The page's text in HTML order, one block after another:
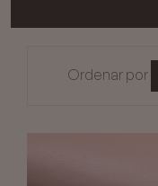
Ordenar por